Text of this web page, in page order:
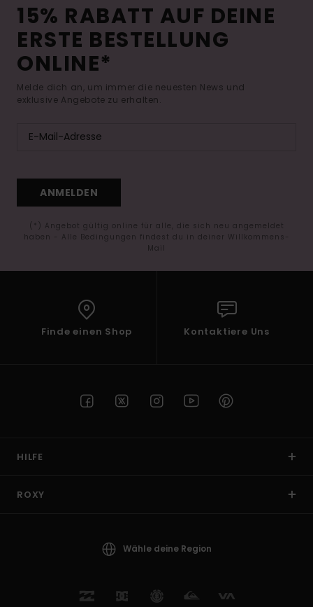
15% RABATT AUF DEINE
ERSTE BESTELLUNG
ONLINE*
Melde dich an, um immer die neuesten News und
exklusive Angebote zu erhalten.
ANMELDEN
(*) Angebot gültig online für alle, die sich neu angemeldet
haben - Alle Bedingungen findest du in deiner Willkommens-
Mail
Finde einen Shop Kontaktiere Uns
HILFE
ROXY
Wähle deine Region